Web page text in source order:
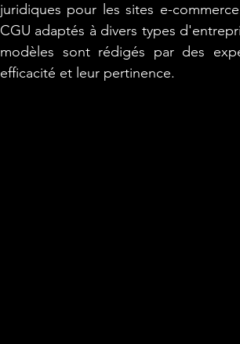
juridiques pour les sites e-
CGU adaptés à divers types
modèles sont rédigés par des
efficacité et leur pertinence.